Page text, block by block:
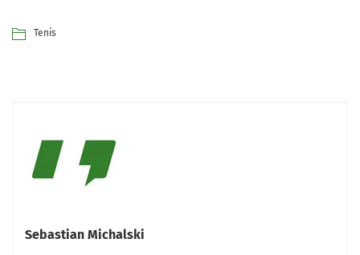
Tenis
Sebastian Michalski